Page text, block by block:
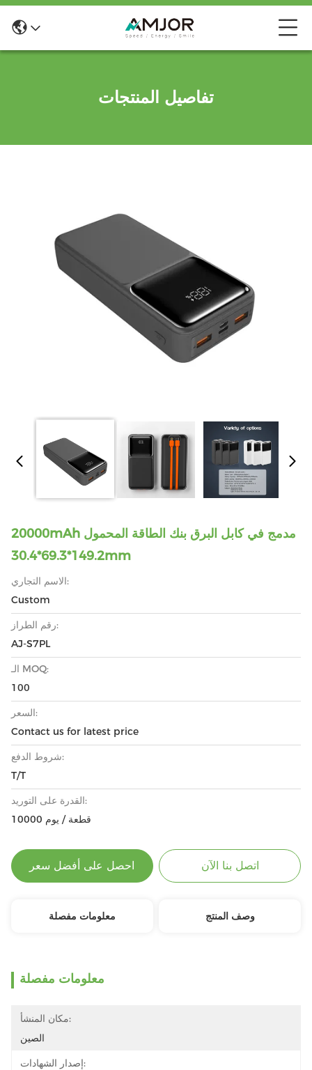
تفاصيل المنتجات
20000mAh مدمج في كابل البرق بنك الطاقة المحمول
149.2*69.3*30.4mm
الاسم التجاري:
Custom
رقم الطراز:
AJ-S7PL
الـ MOQ:
100
السعر:
Contact us for latest price
شروط الدفع:
T/T
القدرة على التوريد:
10000 قطعة / يوم
احصل على أفضل سعر اتصل بنا الآن
معلومات مفصلة وصف المنتج
معلومات مفصلة
مكان المنشأ:
الصين
إصدار الشهادات: